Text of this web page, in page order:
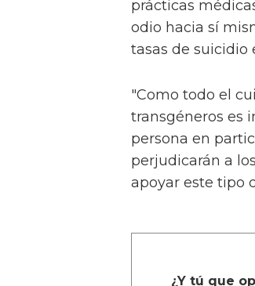
prácticas
odio hacia sí
tasas de suicidio
"Como todo el
transgéneros es
persona en
perjudicarán a
apoyar este tipo
¿Y tú que